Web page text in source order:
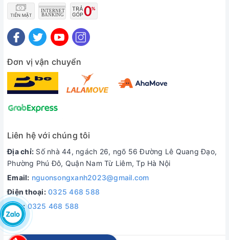
Đơn vị vận chuyển
Liên hệ với chúng tôi
Địa chỉ: Số nhà 44, ngách 26, ngõ 56 Đường Lê Quang Đạo,
Phường Phú Đô, Quận Nam Từ Liêm, Tp Hà Nội
Email: nguonsongxanh2023@gmail.com
Điện thoại: 0325 468 588
Zalo: 0325 468 588